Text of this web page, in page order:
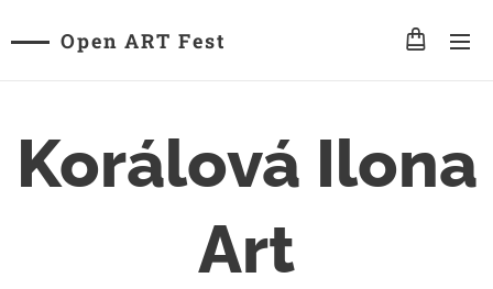
Open ART Fest
Korálová Ilona
Art